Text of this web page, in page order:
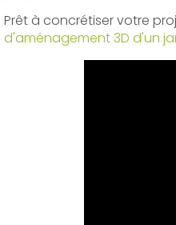
Prêt à concrétiser votre
d'aménagement 3D d'un